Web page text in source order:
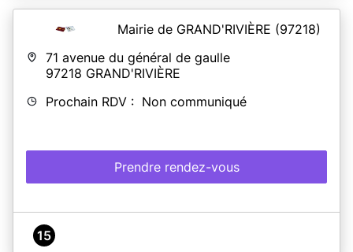
Mairie de GRAND'RIVIÈRE (97218)
71 avenue du général de gaulle
97218 GRAND'RIVIÈRE
Prochain RDV : Non communiqué
Prendre rendez-vous
15